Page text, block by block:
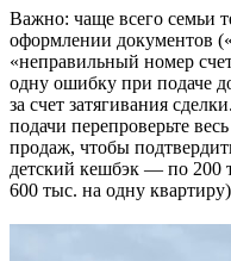
Важно: чаще всего семьи
оформлении документов
«неправильный номер
одну ошибку при подаче
за счет затягивания
подачи перепроверьте
продаж, чтобы
детский кешбэк — по 200
600 тыс. на одну